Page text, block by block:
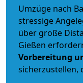
Umzüge nach
stressige
über große
Gießen
Vorbereitung
sicherzustellen,